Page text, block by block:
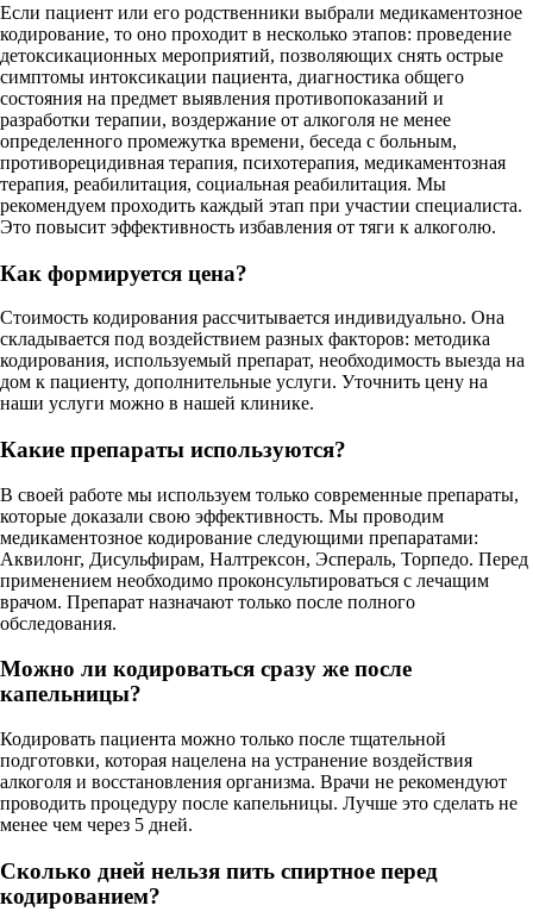
Если пациент или его родственники выбрали медикаментозное
кодирование, то оно проходит в несколько этапов: проведение
детоксикационных мероприятий, позволяющих снять острые
симптомы интоксикации пациента, диагностика общего
состояния на предмет выявления противопоказаний и
разработки терапии, воздержание от алкоголя не менее
определенного промежутка времени, беседа с больным,
противорецидивная терапия, психотерапия, медикаментозная
терапия, реабилитация, социальная реабилитация. Мы
рекомендуем проходить каждый этап при участии специалиста.
Это повысит эффективность избавления от тяги к алкоголю.
Как формируется цена?
Стоимость кодирования рассчитывается индивидуально. Она
складывается под воздействием разных факторов: методика
кодирования, используемый препарат, необходимость выезда на
дом к пациенту, дополнительные услуги. Уточнить цену на
наши услуги можно в нашей клинике.
Какие препараты используются?
В своей работе мы используем только современные препараты,
которые доказали свою эффективность. Мы проводим
медикаментозное кодирование следующими препаратами:
Аквилонг, Дисульфирам, Налтрексон, Эспераль, Торпедо. Перед
применением необходимо проконсультироваться с лечащим
врачом. Препарат назначают только после полного
обследования.
Можно ли кодироваться сразу же после
капельницы?
Кодировать пациента можно только после тщательной
подготовки, которая нацелена на устранение воздействия
алкоголя и восстановления организма. Врачи не рекомендуют
проводить процедуру после капельницы. Лучше это сделать не
менее чем через 5 дней.
Сколько дней нельзя пить спиртное перед
кодированием?